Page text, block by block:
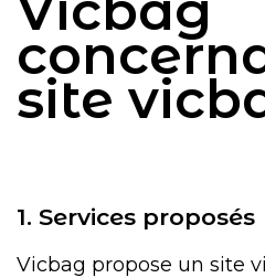
site
1. Services proposés
Vicbag propose un site